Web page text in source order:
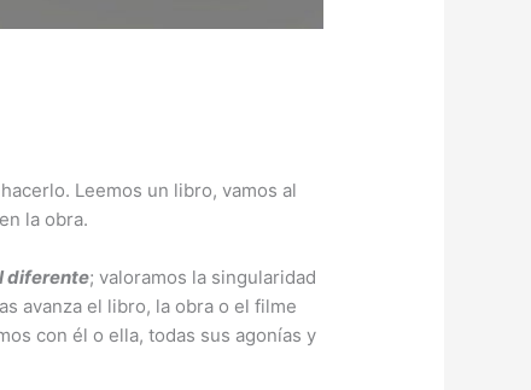
Leemos un libro, vamos al
en la obra.
diferente; valoramos la singularidad
avanza el libro, la obra o el filme
con él o ella, todas sus agonías y